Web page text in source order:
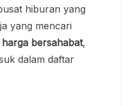
hiburan yang
yang mencari
bersahabat,
dalam daftar